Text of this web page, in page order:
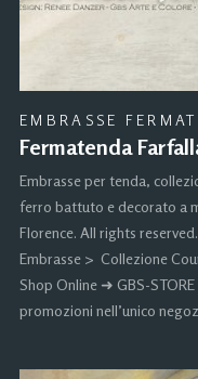
EMBRASSE
Fermatenda
Embrasse per tenda,
ferro battuto e decorato a
Florence. All rights
Embrasse > Collezione
Shop Online ➜ GBS-
promozioni nell’unico